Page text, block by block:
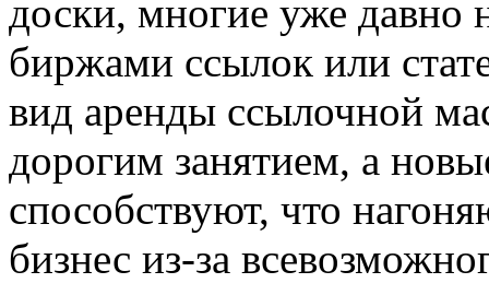
доски, многие уже давно
биржами ссылок или
вид аренды ссылочной
дорогим занятием, а
способствуют, что
бизнес из-за